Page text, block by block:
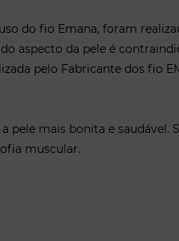
do fio Emana, foram
aspecto da pele é
pelo Fabricante dos fio
mais bonita e
muscular.